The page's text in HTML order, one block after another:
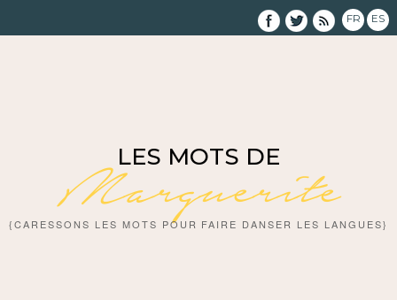
FR ES
LES MOTS DE
Marguerite
{CARESSONS LES MOTS POUR FAIRE DANSER LES LANGUES}